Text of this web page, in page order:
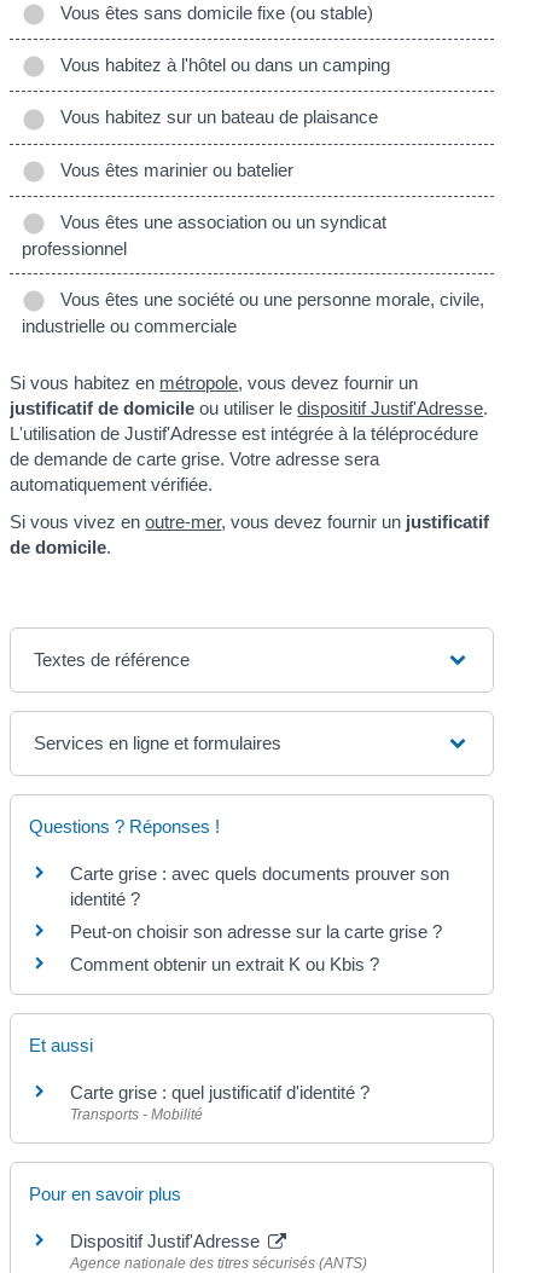
Vous êtes sans domicile fixe (ou stable)
Vous habitez à l'hôtel ou dans un camping
Vous habitez sur un bateau de plaisance
Vous êtes marinier ou batelier
Vous êtes une association ou un syndicat
professionnel
Vous êtes une société ou une personne morale, civile,
industrielle ou commerciale
Si vous habitez en métropole, vous devez fournir un
justificatif de domicile ou utiliser ledispositif Justif'Adresse.
L'utilisation de Justif'Adresse est intégrée à la téléprocédure
de demande de carte grise. Votre adresse sera
automatiquement vérifiée.
Si vous vivez enoutre-mer, vous devez fournir un justificatif
de domicile.
Textes de référence
Services en ligne et formulaires
Questions ? Réponses !
Carte grise : avec quels documents prouver son
identité ?
Peut-on choisir son adresse sur la carte grise ?
Comment obtenir un extrait K ou Kbis ?
Et aussi
Carte grise : quel justificatif d'identité ?
Transports - Mobilité
Pour en savoir plus
Dispositif Justif'Adresse
Agence nationale des titres sécurisés (ANTS)